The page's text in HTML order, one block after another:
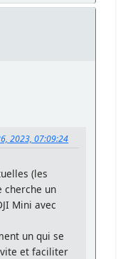
2023, 07:09:24
(les
cherche un
Mini avec
un qui se
et faciliter